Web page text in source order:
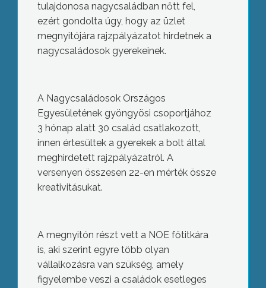
tulajdonosa nagycsaládban nőtt fel,
ezért gondolta úgy, hogy az üzlet
megnyitójára rajzpályázatot hirdetnek a
nagycsaládosok gyerekeinek.
A Nagycsaládosok Országos
Egyesületének gyöngyösi csoportjához
3 hónap alatt 30 család csatlakozott,
innen értesültek a gyerekek a bolt által
meghirdetett rajzpályázatról. A
versenyen összesen 22-en mérték össze
kreativitásukat.
A megnyitón részt vett a NOE főtitkára
is, aki szerint egyre több olyan
vállalkozásra van szükség, amely
figyelembe veszi a családok esetleges